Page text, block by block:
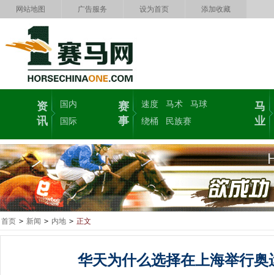
网站地图 广告服务 设为首页 添加收藏
资
讯
国内
国际
赛
事
速度 马术
马球
绕桶
民族赛
马
业
首页 > 新闻 > 内地 > 正文
华天为什么选择在上海举行奥